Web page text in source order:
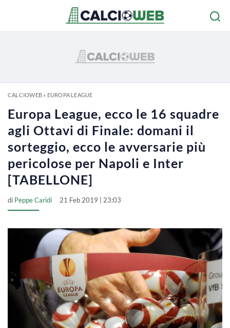
CALCIOWEB» EUROPA LEAGUE
Europa League, ecco le 16 squadre
agli Ottavi di Finale: domani il
sorteggio, ecco le avversarie più
pericolose per Napoli e Inter
[TABELLONE]
di Peppe Caridi 21 Feb 2019 | 23:03